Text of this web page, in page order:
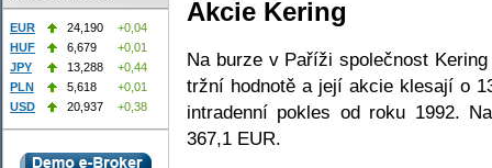
Akcie Kering
Na burze v Paříži společnost
tržní hodnotě a její akcie klesají o
intradenní pokles od roku 1992.
367,1 EUR.
EUR 24,190
+0,04
HUF
6,679
+0,01
JPY
13,288
+0,44
PLN
5,618
+0,01
USD
20,937 +0,38